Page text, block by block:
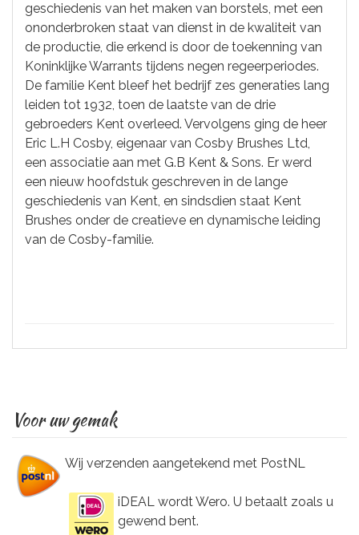
geschiedenis van het maken van borstels, met een
ononderbroken staat van dienst in de kwaliteit van
de productie, die erkend is door de toekenning van
Koninklijke Warrants tijdens negen regeerperiodes.
De familie Kent bleef het bedrijf zes generaties lang
leiden tot 1932, toen de laatste van de drie
gebroeders Kent overleed. Vervolgens ging de heer
Eric L.H Cosby, eigenaar van Cosby Brushes Ltd,
een associatie aan met G.B Kent & Sons. Er werd
een nieuw hoofdstuk geschreven in de lange
geschiedenis van Kent, en sindsdien staat Kent
Brushes onder de creatieve en dynamische leiding
van de Cosby-familie.
Voor uw gemak
Wij verzenden aangetekend met PostNL
iDEAL wordt Wero. U betaalt zoals u
gewend bent.